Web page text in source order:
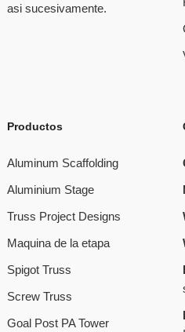
asi sucesivamente.
Productos
Aluminum Scaffolding
Aluminium Stage
Truss Project Designs
Maquina de la etapa
Spigot Truss
Screw Truss
Goal Post PA Tower